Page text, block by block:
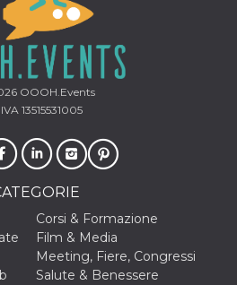
OOOH.Events
13515531005
Corsi & Formazione
Film & Media
Meeting, Fiere, Congressi
Salute & Benessere